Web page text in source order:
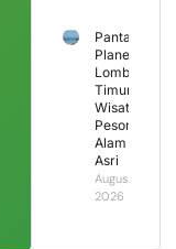
Pantai
Planet
Lombok
Timur,
Wisata
Pesona
Alam
Asri
August 1,
2026